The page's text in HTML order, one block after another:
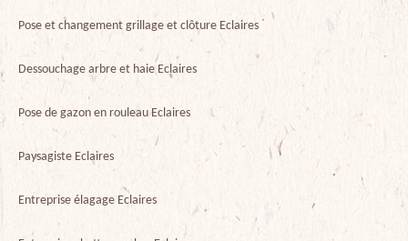
Pose et changement grillage et clôture Eclaires
Dessouchage arbre et haie Eclaires
Pose de gazon en rouleau Eclaires
Paysagiste Eclaires
Entreprise élagage Eclaires